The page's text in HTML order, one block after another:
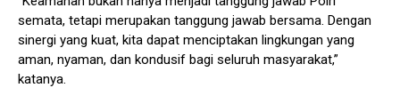
semata, tetapi merupakan tanggung jawab bersama. Dengan
sinergi yang kuat, kita dapat menciptakan lingkungan yang
aman, nyaman, dan kondusif bagi seluruh masyarakat,”
katanya.